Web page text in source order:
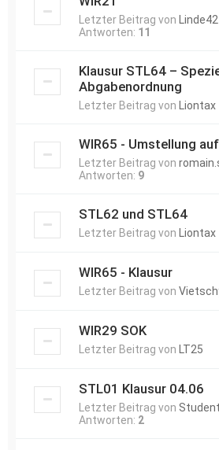
Letzter Beitrag von
Linde42
Antworten: 11
Klausur STL64 –
Abgabenordnung
Letzter Beitrag von Liontax
WIR65 - Umstellung
Letzter Beitrag von
Antworten: 9
STL62 und STL64
Letzter Beitrag von Liontax
WIR65 - Klausur
Letzter Beitrag von
WIR29 SOK
Letzter Beitrag von LT25
STL01 Klausur 04.06
Letzter Beitrag von
Antworten: 2